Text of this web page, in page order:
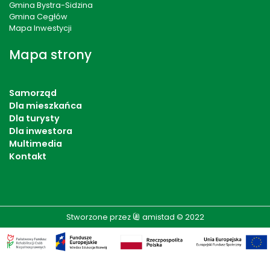
Gmina Bystra-Sidzina
Gmina Cegłów
Mapa Inwestycji
Mapa strony
Samorząd
Dla mieszkańca
Dla turysty
Dla inwestora
Multimedia
Kontakt
Stworzone przez amistad © 2022